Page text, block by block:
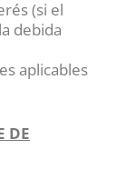
(si el
debida
aplicables
DE